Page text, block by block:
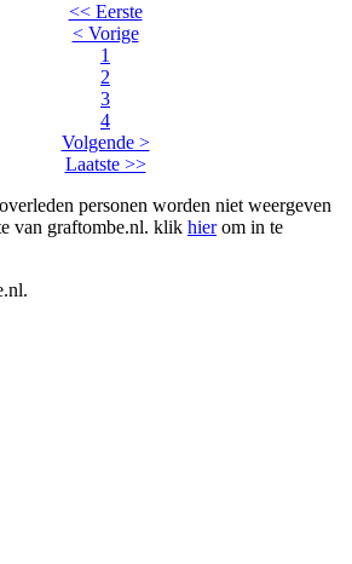
<< Eerste
< Vorige
1
2
3
4
Volgende >
Laatste >>
personen worden niet weergeven
van graftombe.nl. klik hierom in te